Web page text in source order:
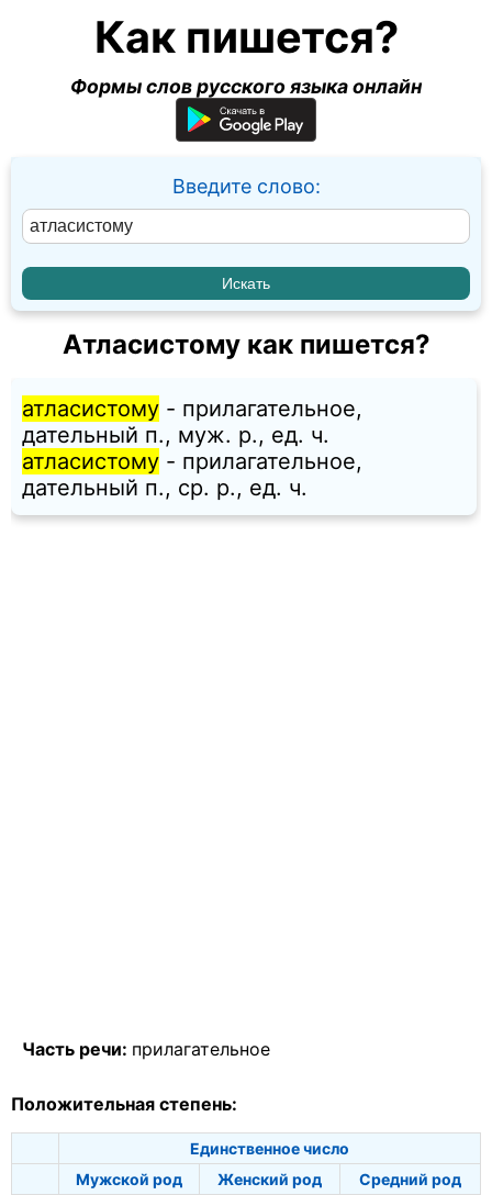
Как пишется?
Формы слов русского языка онлайн
Введите слово:
Атласистому как пишется?
атласистому - прилагательное,
дательный п., муж. p., ед. ч.
атласистому - прилагательное,
дательный п., ср. p., ед. ч.
Часть речи: прилагательное
Положительная степень:
Единственное число
Мужской род
Женский род
Средний род